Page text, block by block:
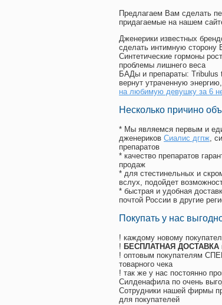
Предлагаем Вам сделать
придагаемые на нашем
Дженерики известных
сделать интимную
Синтетические гормоны
проблемы лишнего веса
БАДы и препараты: Tribulus
вернут утраченную
на любимую девушку за 6
Несколько причино
* Мы являемся первым и
дженериков Сиалис дгпж,
препаратов
* качество препаратов
продаж
* для стестинельных и
вслух, подойдет
* быстрая и удобная
почтой России в другие
Покупать у нас
! каждому новому
! БЕСПЛАТНАЯ ДОСТАВКА
! оптовым покупателям
товарного чека
! так же у нас постоянно
Силденафила по очень
Cотрудники нашей фирмы
для покупателей